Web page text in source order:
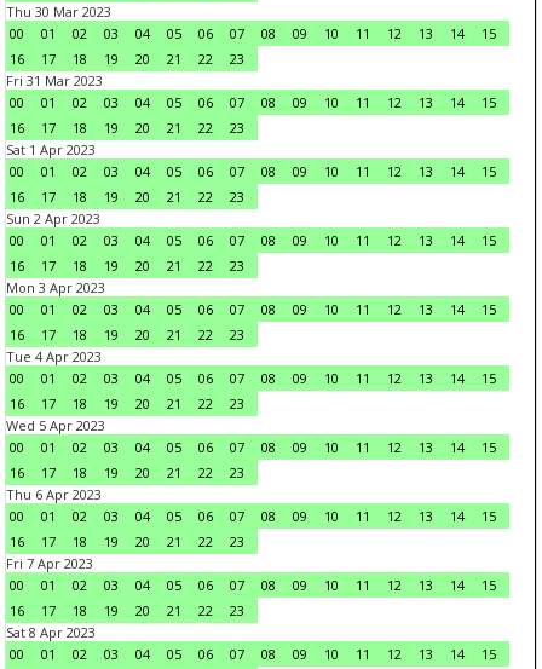
Thu 30 Mar 2023
00
01 02 03 04 05 06 07 08 09 10 11 12 13 14
15
16
17 18 19 20 21 22
23
Fri 31 Mar 2023
00
01 02 03 04 05 06 07 08 09 10 11 12 13 14
15
16
17 18 19 20 21 22
23
Sat 1 Apr 2023
00
01 02 03 04 05 06 07 08 09 10 11 12 13 14
15
16
17 18 19 20 21 22
23
Sun 2 Apr 2023
00
01 02 03 04 05 06 07 08 09 10 11 12 13 14
15
16
17 18 19 20 21 22
23
Mon 3 Apr 2023
00
01 02 03 04 05 06 07 08 09 10 11 12 13 14
15
16
17 18 19 20 21 22
23
Tue 4 Apr 2023
00
01 02 03 04 05 06 07 08 09 10 11 12 13 14
15
16
17 18 19 20 21 22
23
Wed 5 Apr 2023
00
01 02 03 04 05 06 07 08 09 10 11 12 13 14
15
16
17 18 19 20 21 22
23
Thu 6 Apr 2023
00
01 02 03 04 05 06 07 08 09 10 11 12 13 14
15
16
17 18 19 20 21 22
23
Fri 7 Apr 2023
00
01 02 03 04 05 06 07 08 09 10 11 12 13 14
15
16
17 18 19 20 21 22
23
Sat 8 Apr 2023
00
01 02 03 04 05 06 07 08 09 10 11 12 13 14
15